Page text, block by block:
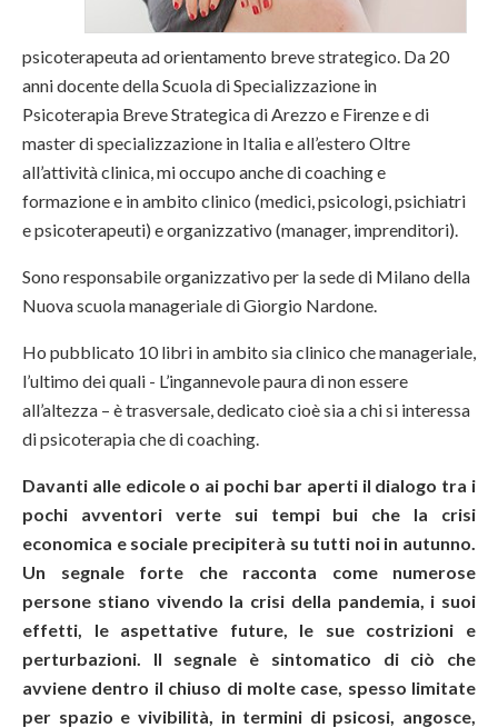
psicoterapeuta ad orientamento breve strategico. Da 20
anni docente della Scuola di Specializzazione in
Psicoterapia Breve Strategica di Arezzo e Firenze e di
master di specializzazione in Italia e all’estero Oltre
all’attività clinica, mi occupo anche di coaching e
formazione e in ambito clinico (medici, psicologi, psichiatri
e psicoterapeuti) e organizzativo (manager, imprenditori).
Sono responsabile organizzativo per la sede di Milano della
Nuova scuola manageriale di Giorgio Nardone.
Ho pubblicato 10 libri in ambito sia clinico che manageriale,
l’ultimo dei quali - L’ingannevole paura di non essere
all’altezza – è trasversale, dedicato cioè sia a chi si interessa
di psicoterapia che di coaching.
Davanti alle edicole o ai pochi bar aperti il dialogo tra i
pochi avventori verte sui tempi bui che la crisi
economica e sociale precipiterà su tutti noi in autunno.
Un segnale forte che racconta come numerose
persone stiano vivendo la crisi della pandemia, i suoi
effetti, le aspettative future, le sue costrizioni e
perturbazioni. Il segnale è sintomatico di ciò che
avviene dentro il chiuso di molte case, spesso limitate
per spazio e vivibilità, in termini di psicosi, angosce,